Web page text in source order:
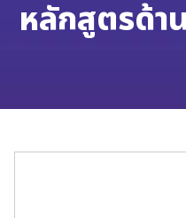
หลักสูตรด้า